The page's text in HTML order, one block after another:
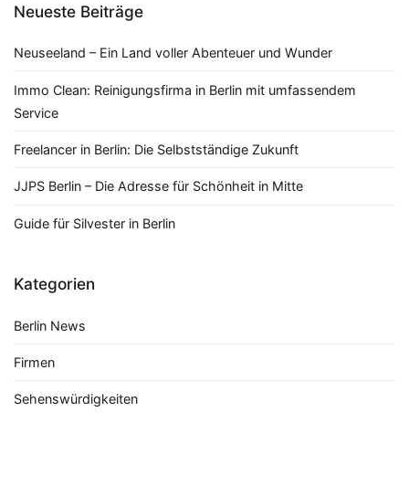
Neueste Beiträge
Neuseeland – Ein Land voller Abenteuer und Wunder
Immo Clean: Reinigungsfirma in Berlin mit umfassendem
Service
Freelancer in Berlin: Die Selbstständige Zukunft
JJPS Berlin – Die Adresse für Schönheit in Mitte
Guide für Silvester in Berlin
Kategorien
Berlin News
Firmen
Sehenswürdigkeiten